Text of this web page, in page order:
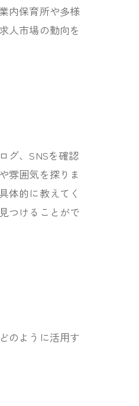
内保育所や多様
人市場の動向を
グ、SNSを確認
雰囲気を探りま
体的に教えてく
つけることがで
のように活用す